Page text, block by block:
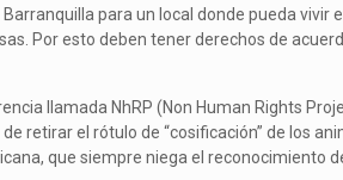
para un local donde pueda vivir
Por esto deben tener derechos de
llamada NhRP (Non Human Rights
retirar el rótulo de “cosificación” de los
que siempre niega el reconocimiento